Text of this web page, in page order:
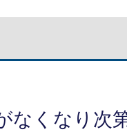
なくなり次